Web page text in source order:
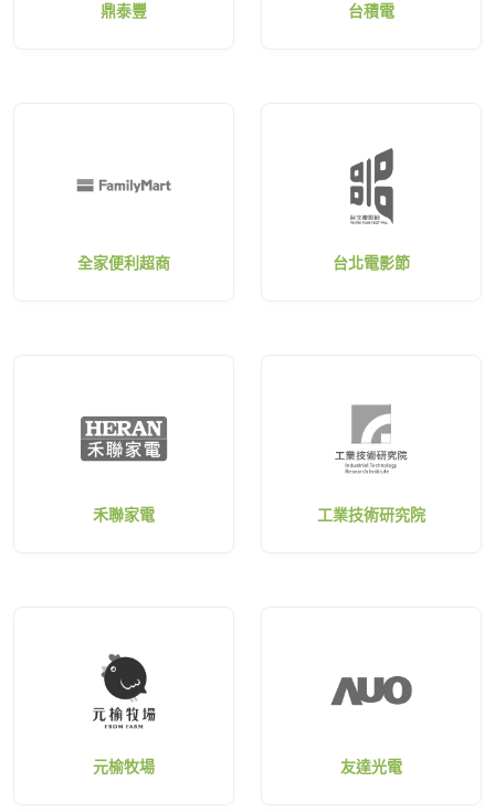
鼎泰豐 台積電
全家便利超商 台北電影節
禾聯家電 工業技術研究院
元榆牧場 友達光電